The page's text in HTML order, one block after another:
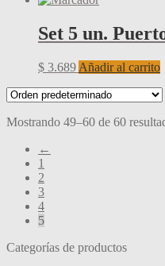
era:
$ 6.753.
Set 5 un.
$ 3.689 Añadir al carrito
Mostrando 49–60 de 60
←
1
2
3
4
5
Categorías de productos